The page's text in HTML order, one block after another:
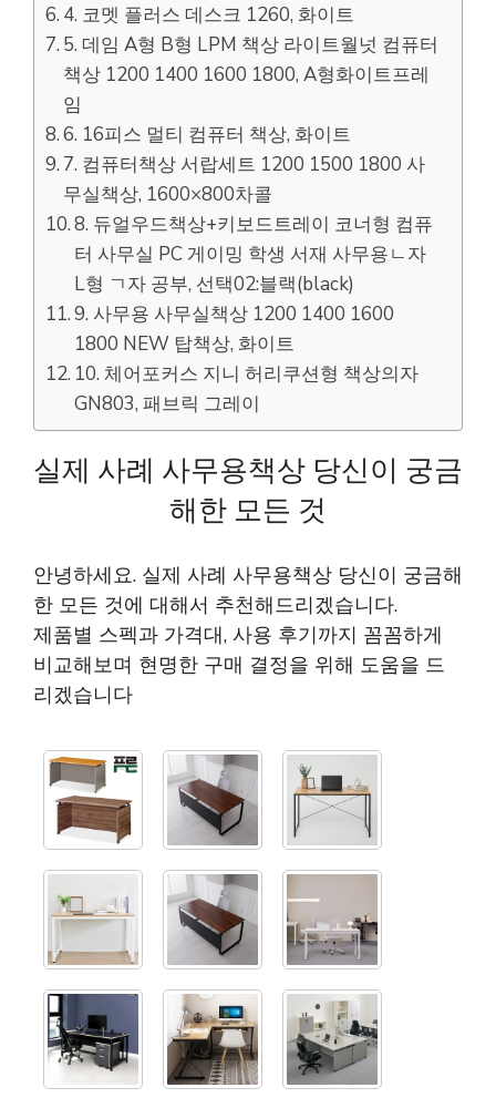
4. 코멧 플러스 데스크 1260, 화이트
5. 데임 A형 B형 LPM 책상 라이트월넛 컴퓨터
책상 1200 1400 1600 1800, A형화이트프레
임
6. 16피스 멀티 컴퓨터 책상, 화이트
7. 컴퓨터책상 서랍세트 1200 1500 1800 사
무실책상, 1600×800차콜
8. 듀얼우드책상+키보드트레이 코너형 컴퓨
터 사무실 PC 게이밍 학생 서재 사무용ㄴ자
L형 ㄱ자 공부, 선택02:블랙(black)
9. 사무용 사무실책상 1200 1400 1600
1800 NEW 탑책상, 화이트
10. 체어포커스 지니 허리쿠션형 책상의자
GN803, 패브릭 그레이
실제 사례 사무용책상 당신이 궁금
해한 모든 것
안녕하세요. 실제 사례 사무용책상 당신이 궁금해
한 모든 것에 대해서 추천해드리겠습니다.
제품별 스펙과 가격대, 사용 후기까지 꼼꼼하게
비교해보며 현명한 구매 결정을 위해 도움을 드
리겠습니다